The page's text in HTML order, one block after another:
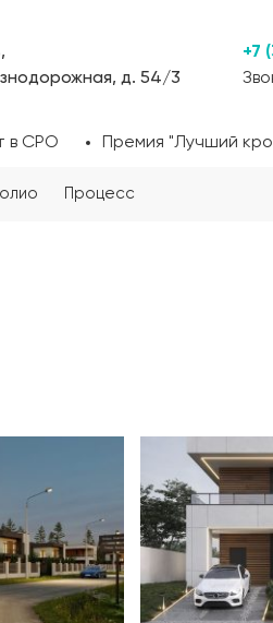
д. 54/3
+7
в СРО Премия "Лучший
Процесс